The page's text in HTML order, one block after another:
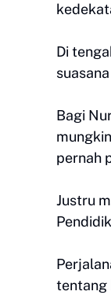
Di
Bagi
pernah
Justru
tentang